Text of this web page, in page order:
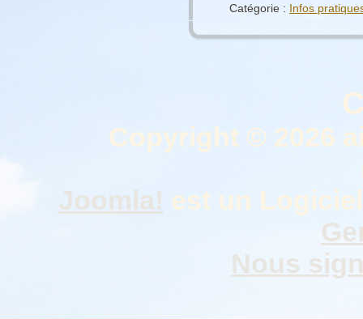
Catégorie : Infos
Copyright © 2026
Joomla! est un
Nous